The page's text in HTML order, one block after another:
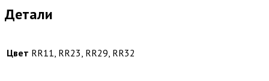
Детали
Цвет RR11, RR23, RR29, RR32